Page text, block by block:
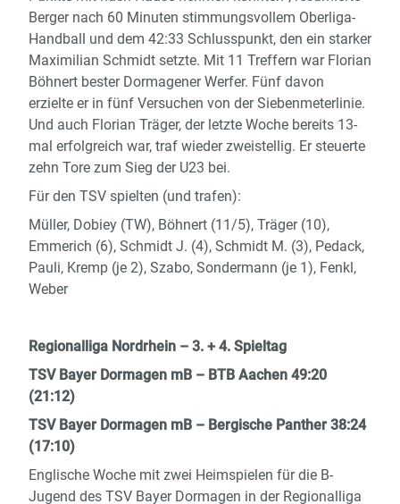
Berger nach 60 Minuten stimmungsvollem Oberliga-
Handball und dem 42:33 Schlusspunkt, den ein starker
Maximilian Schmidt setzte. Mit 11 Treffern war Florian
Böhnert bester Dormagener Werfer. Fünf davon
erzielte er in fünf Versuchen von der Siebenmeterlinie.
Und auch Florian Träger, der letzte Woche bereits 13-
mal erfolgreich war, traf wieder zweistellig. Er steuerte
zehn Tore zum Sieg der U23 bei.
Für den TSV spielten (und trafen):
Müller, Dobiey (TW), Böhnert (11/5), Träger (10),
Emmerich (6), Schmidt J. (4), Schmidt M. (3), Pedack,
Pauli, Kremp (je 2), Szabo, Sondermann (je 1), Fenkl,
Weber
Regionalliga Nordrhein – 3. + 4. Spieltag
TSV Bayer Dormagen mB – BTB Aachen 49:20
(21:12)
TSV Bayer Dormagen mB – Bergische Panther 38:24
(17:10)
Englische Woche mit zwei Heimspielen für die B-
Jugend des TSV Bayer Dormagen in der Regionalliga